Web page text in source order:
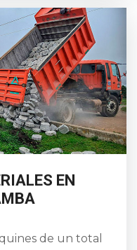
EN
de un total